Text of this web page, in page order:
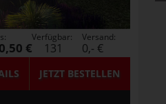
JETZT BESTELLEN
€
Verfügbar:
131
Versand:
0,- €